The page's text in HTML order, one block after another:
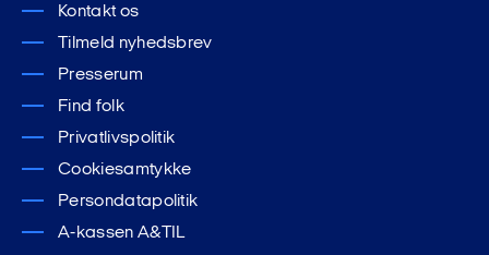
Kontakt os
Tilmeld nyhedsbrev
Presserum
Find folk
Privatlivspolitik
Cookiesamtykke
Persondatapolitik
A-kassen A&TIL